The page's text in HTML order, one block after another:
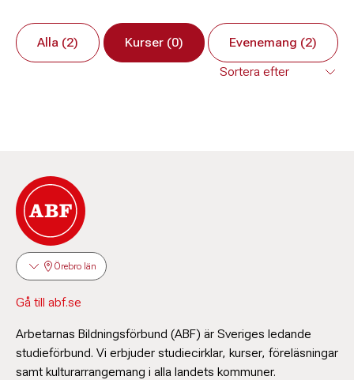
Alla (2) Kurser (0) Evenemang (2)
Örebro län
Gå till abf.se
Arbetarnas Bildningsförbund (ABF) är Sveriges ledande
studieförbund. Vi erbjuder studiecirklar, kurser, föreläsningar
samt kulturarrangemang i alla landets kommuner.